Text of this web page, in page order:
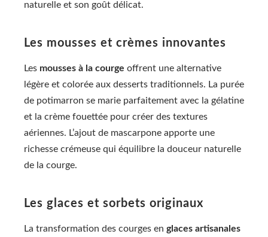
naturelle et son goût délicat.
Les mousses et crèmes innovantes
Les mousses à la courge offrent une alternative
légère et colorée aux desserts traditionnels. La purée
de potimarron se marie parfaitement avec la gélatine
et la crème fouettée pour créer des textures
aériennes. L’ajout de mascarpone apporte une
richesse crémeuse qui équilibre la douceur naturelle
de la courge.
Les glaces et sorbets originaux
La transformation des courges en glaces artisanales